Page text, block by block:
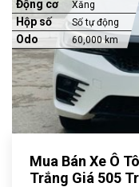
Động cơ Xăng
Hộp số Số tự động
Odo 60,000 km
Mua Bán Xe Ô
Trắng Giá 505